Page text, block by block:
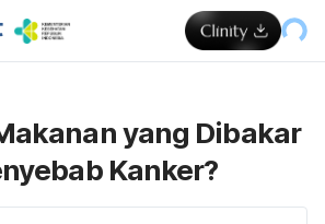
yang Dibakar
Kanker?